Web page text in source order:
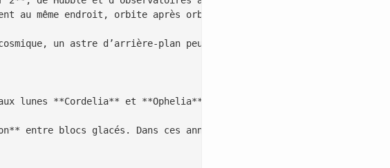
au même endroit, orbite après orbite, nous tiendrons une nouvelle
un astre d’arrière-plan peuvent tromper. Mais la
lunes **Cordelia** et **Ophelia**. Une minuscule lune bergère,
entre blocs glacés. Dans ces anneaux sombres, les chocs